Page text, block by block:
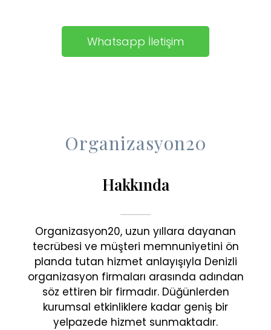
Whatsapp İletişim
Organizasyon20
Hakkında
Organizasyon20, uzun yıllara dayanan
tecrübesi ve müşteri memnuniyetini ön
planda tutan hizmet anlayışıyla Denizli
organizasyon firmaları arasında adından
söz ettiren bir firmadır. Düğünlerden
kurumsal etkinliklere kadar geniş bir
yelpazede hizmet sunmaktadır.